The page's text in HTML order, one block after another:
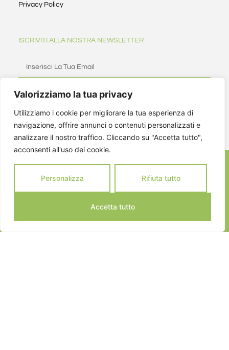
Valorizziamo la tua privacy
Utilizziamo i cookie per migliorare la tua esperienza di
navigazione, offrire annunci o contenuti personalizzati e
analizzare il nostro traffico. Cliccando su "Accetta tutto",
acconsenti all'uso dei cookie.
Personalizza Rifiuta tutto
Accetta tutto
Privacy Policy
ISCRIVITI ALLA NOSTRA NEWSLETTER